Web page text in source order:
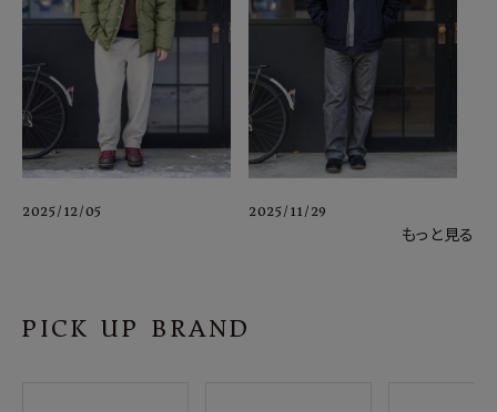
2025/12/05 2025/11/29
もっと見る
PICK UP BRAND